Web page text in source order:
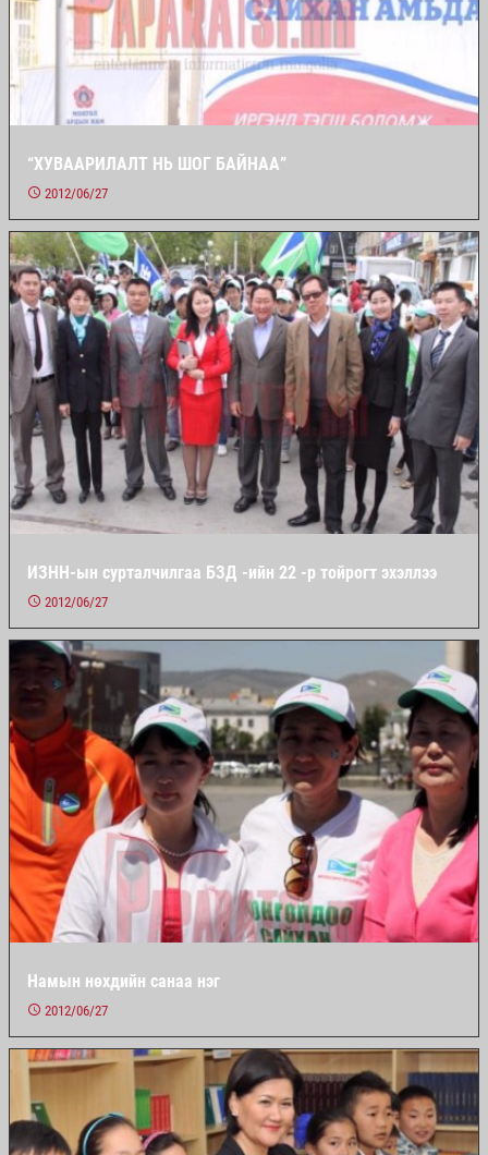
“ХУВААРИЛАЛТ НЬ ШОГ БАЙНАА”
2012/06/27
ИЗНН-ын сурталчилгаа БЗД -ийн 22 -р тойрогт эхэллээ
2012/06/27
Намын нөхдийн санаа нэг
2012/06/27